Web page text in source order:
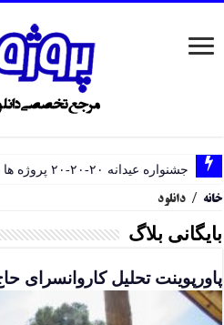
جشنواره عیدانه ۲۰-۲۰-۲۰ پروژه ها
خانه / دانلود
بایگانی بلاگ
پاورپوینت تحلیل کاروانسرای